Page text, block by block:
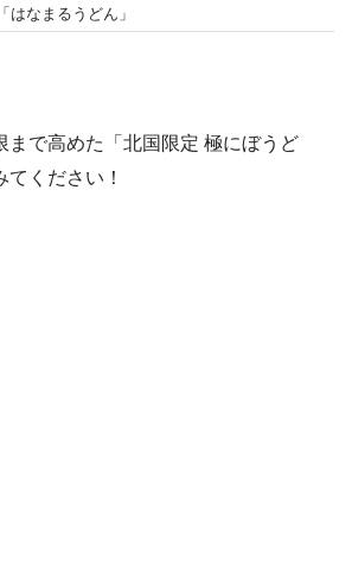
「はなまるうどん」
まで高めた「北国限定 極にぼうど
ください！